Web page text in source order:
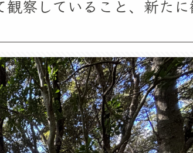
察していること、新た